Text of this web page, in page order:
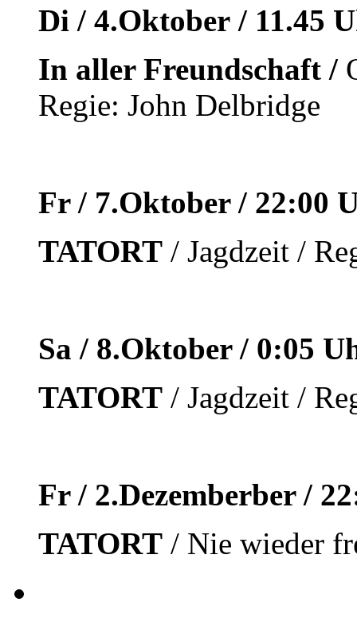
Di / 4.Oktober / 11.45
In aller Freundschaft /
Regie: John Delbridge
Fr / 7.Oktober / 22:00
TATORT / Jagdzeit /
Sa / 8.Oktober / 0:05
TATORT / Jagdzeit /
Fr / 2.Dezemberber /
TATORT / Nie wieder